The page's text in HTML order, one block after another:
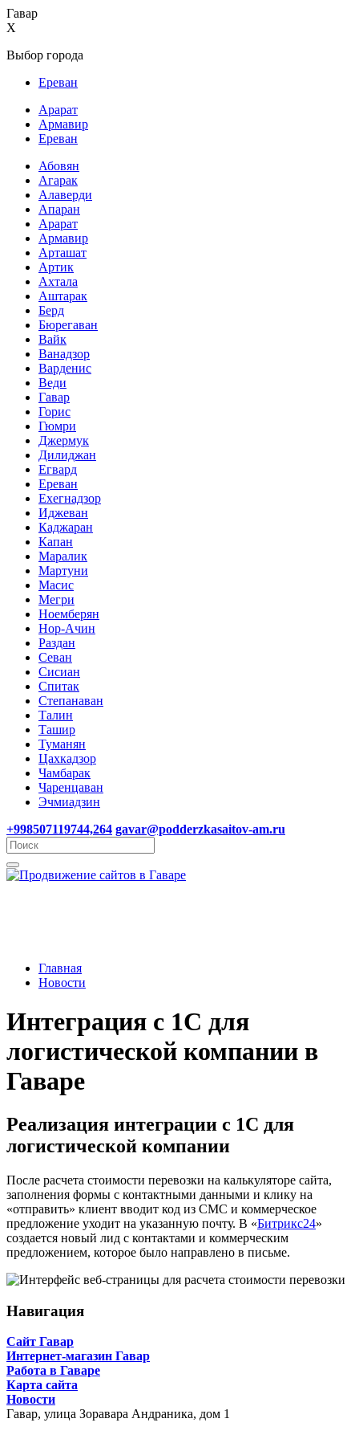
Гавар
X
Выбор города
Ереван
Арарат
Армавир
Ереван
Абовян
Агарак
Алаверди
Апаран
Арарат
Армавир
Арташат
Артик
Ахтала
Аштарак
Берд
Бюрегаван
Вайк
Ванадзор
Варденис
Веди
Гавар
Горис
Гюмри
Джермук
Дилиджан
Егвард
Ереван
Ехегнадзор
Иджеван
Каджаран
Капан
Маралик
Мартуни
Масис
Мегри
Ноемберян
Нор-Ачин
Раздан
Севан
Сисиан
Спитак
Степанаван
Талин
Ташир
Туманян
Цахкадзор
Чамбарак
Чаренцаван
Эчмиадзин
+998507119744,264 gavar@podderzkasaitov-am.ru
Главная
Новости
Интеграция с 1С для
логистической компании в
Гаваре
Реализация интеграции с 1С для
логистической компании
После расчета стоимости перевозки на калькуляторе сайта,
заполнения формы с контактными данными и клику на
«отправить» клиент вводит код из СМС и коммерческое
предложение уходит на указанную почту. В «Битрикс24»
создается новый лид с контактами и коммерческим
предложением, которое было направлено в письме.
Навигация
Сайт Гавар
Интернет-магазин Гавар
Работа в Гаваре
Карта сайта
Новости
Гавар, улица Зоравара Андраника, дом 1